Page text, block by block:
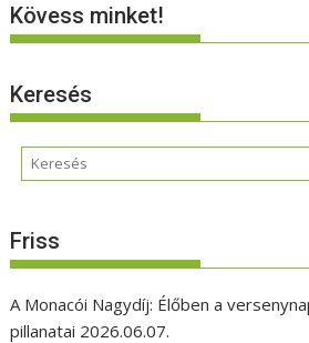
Kövess minket!
Keresés
Friss
A Monacói Nagydíj: Élőben a
pillanatai 2026.06.07.